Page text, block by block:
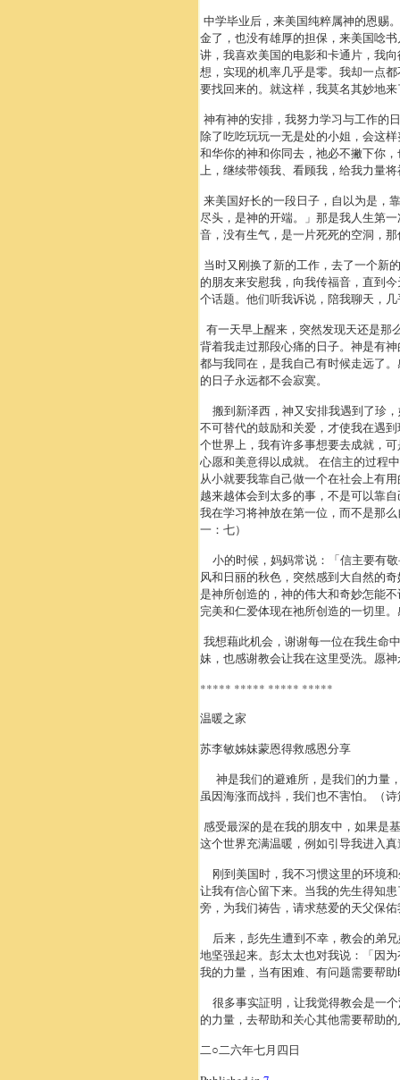
中学毕业后，来美国纯粹属神的恩赐
金了，也没有雄厚的担保，来美国唸
讲，我喜欢美国的电影和卡通片，我
想，实现的机率几乎是零。我却一点
要找回来的。就这样，我莫名其妙地
神有神的安排，我努力学习与工作的
除了吃吃玩玩一无是处的小姐，会这
和华你的神和你同去，祂必不撇下你
上，继续带领我、看顾我，给我力量
来美国好长的一段日子，自以为是，
尽头，是神的开端。」那是我人生第
音，没有生气，是一片死死的空洞，
当时又刚换了新的工作，去了一个新
的朋友来安慰我，向我传福音，直到
个话题。他们听我诉说，陪我聊天，
有一天早上醒来，突然发现天还是那
背着我走过那段心痛的日子。神是有
都与我同在，是我自己有时候走远了
的日子永远都不会寂寞。
搬到新泽西，神又安排我遇到了珍
不可替代的鼓励和关爱，才使我在遇
个世界上，我有许多事想要去成就，
心愿和美意得以成就。 在信主的过程
从小就要我靠自己做一个在社会上有
越来越体会到太多的事，不是可以靠
我在学习将神放在第一位，而不是那
一：七）
小的时候，妈妈常说：「信主要有
风和日丽的秋色，突然感到大自然的
是神所创造的，神的伟大和奇妙怎能
完美和仁爱体现在祂所创造的一切里
我想藉此机会，谢谢每一位在我生命
妹，也感谢教会让我在这里受洗。愿
***** ***** ***** *****
温暖之家
苏李敏姊妹蒙恩得救感恩分享
神是我们的避难所，是我们的力量
虽因海涨而战抖，我们也不害怕。（
感受最深的是在我的朋友中，如果是
这个世界充满温暖，例如引导我进入
刚到美国时，我不习惯这里的环境
让我有信心留下来。当我的先生得知
旁，为我们祷告，请求慈爱的天父保
后来，彭先生遭到不幸，教会的弟
地坚强起来。彭太太也对我说：「因
我的力量，当有困难、有问题需要帮
很多事实証明，让我觉得教会是一
的力量，去帮助和关心其他需要帮助
二○二六年七月四日